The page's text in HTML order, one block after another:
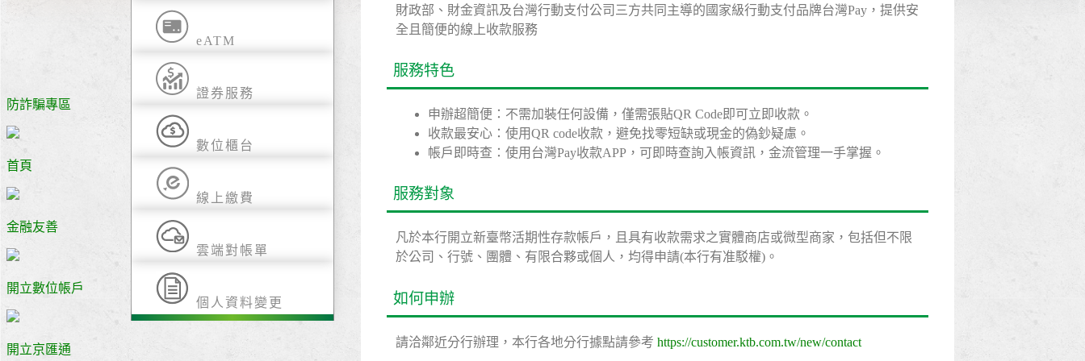
防詐騙專區
首頁
金融友善
開立數位帳戶
開立京匯通
eATM
證券服務
數位櫃台
線上繳費
雲端對帳單
個人資料變更
財政部、財金資訊及台灣行動支付公司三方共同主導的國家級行動支付品牌台灣Pay，提供安
全且簡便的線上收款服務
服務特色
申辦超簡便：不需加裝任何設備，僅需張貼QR Code即可立即收款。
收款最安心：使用QR code收款，避免找零短缺或現金的偽鈔疑慮。
帳戶即時查：使用台灣Pay收款APP，可即時查詢入帳資訊，金流管理一手掌握。
服務對象
凡於本行開立新臺幣活期性存款帳戶，且具有收款需求之實體商店或微型商家，包括但不限
於公司、行號、團體、有限合夥或個人，均得申請(本行有准駁權)。
如何申辦
請洽鄰近分行辦理，本行各地分行據點請參考https://customer.ktb.com.tw/new/contact